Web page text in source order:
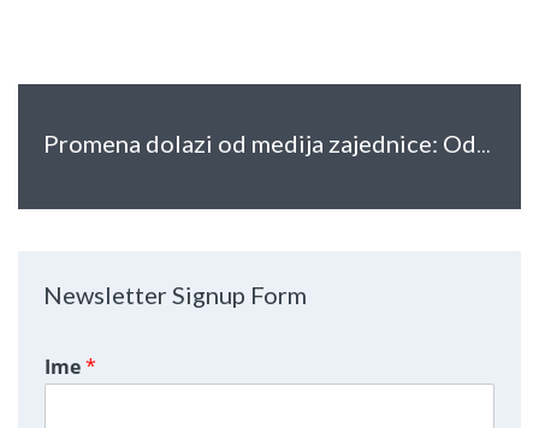
Promena dolazi od medija zajednice: Održan Digitalni seminar povezivanja lokalnih novinara iz Srbije i Italije
Newsletter Signup Form
Ime*